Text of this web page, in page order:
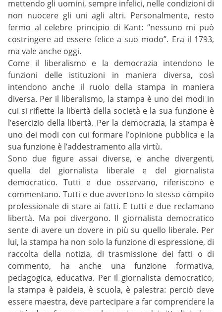
mettendo gli uomini, sempre infelici, nelle condizioni di
non nuocere gli uni agli altri. Personalmente, resto
fermo al celebre principio di Kant: “nessuno mi può
costringere ad essere felice a suo modo”. Era il 1793,
ma vale anche oggi.
Come il liberalismo e la democrazia intendono le
funzioni delle istituzioni in maniera diversa, così
intendono anche il ruolo della stampa in maniera
diversa. Per il liberalismo, la stampa è uno dei modi in
cui si riflette la libertà della società e la sua funzione è
l’esercizio della libertà. Per la democrazia, la stampa è
uno dei modi con cui formare l’opinione pubblica e la
sua funzione è l’addestramento alla virtù.
Sono due figure assai diverse, e anche divergenti,
quella del giornalista liberale e del giornalista
democratico. Tutti e due osservano, riferiscono e
commentano. Tutti e due avvertono lo stesso còmpito
professionale di stare ai fatti. E tutti e due reclamano
libertà. Ma poi divergono. Il giornalista democratico
sente di avere un dovere in più su quello liberale. Per
lui, la stampa ha non solo la funzione di espressione, di
raccolta della notizia, di trasmissione dei fatti o di
commento, ha anche una funzione formativa,
pedagogica, educativa. Per il giornalista democratico,
la stampa è paideia, è scuola, è palestra: perciò deve
essere maestra, deve partecipare a far comprendere la